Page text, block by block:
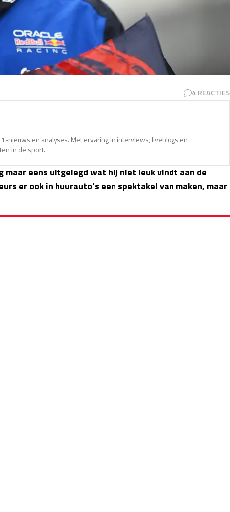
4 REACTIES
nieuws en analyses. Met ervaring in interviews, liveblogs en
in de sport.
maar eens uitgelegd wat hij niet leuk vindt aan de
er ook in huurauto’s een spektakel van maken, maar